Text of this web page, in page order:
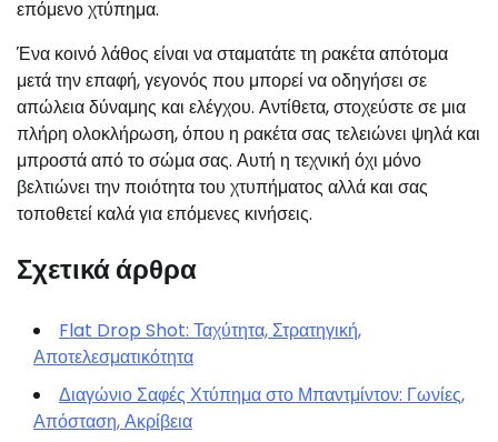
επόμενο χτύπημα.
Ένα κοινό λάθος είναι να σταματάτε τη ρακέτα απότομα
μετά την επαφή, γεγονός που μπορεί να οδηγήσει σε
απώλεια δύναμης και ελέγχου. Αντίθετα, στοχεύστε σε μια
πλήρη ολοκλήρωση, όπου η ρακέτα σας τελειώνει ψηλά και
μπροστά από το σώμα σας. Αυτή η τεχνική όχι μόνο
βελτιώνει την ποιότητα του χτυπήματος αλλά και σας
τοποθετεί καλά για επόμενες κινήσεις.
Σχετικά άρθρα
Flat Drop Shot: Ταχύτητα, Στρατηγική,
Αποτελεσματικότητα
Διαγώνιο Σαφές Χτύπημα στο Μπαντμίντον: Γωνίες,
Απόσταση, Ακρίβεια